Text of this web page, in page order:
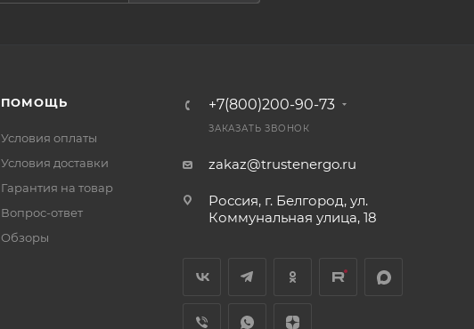
ПОМОЩЬ
Условия оплаты
Условия доставки
Гарантия на товар
Вопрос-ответ
Обзоры
+7(800)200-90-73
ЗАКАЗАТЬ ЗВОНОК
zakaz@trustenergo.ru
Россия, г. Белгород, ул.
Коммунальная улица, 18